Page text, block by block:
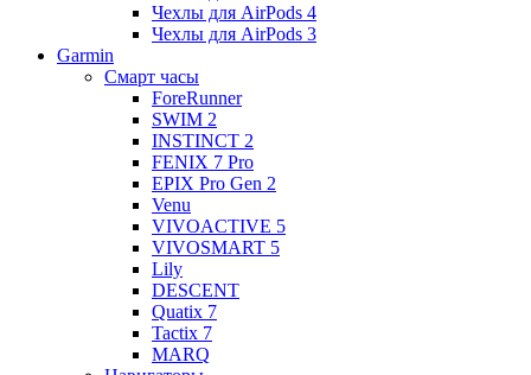
Чехлы для AirPods 4
Чехлы для AirPods 3
Garmin
Смарт часы
ForeRunner
SWIM 2
INSTINCT 2
FENIX 7 Pro
EPIX Pro Gen 2
Venu
VIVOACTIVE 5
VIVOSMART 5
Lily
DESCENT
Quatix 7
Tactix 7
MARQ